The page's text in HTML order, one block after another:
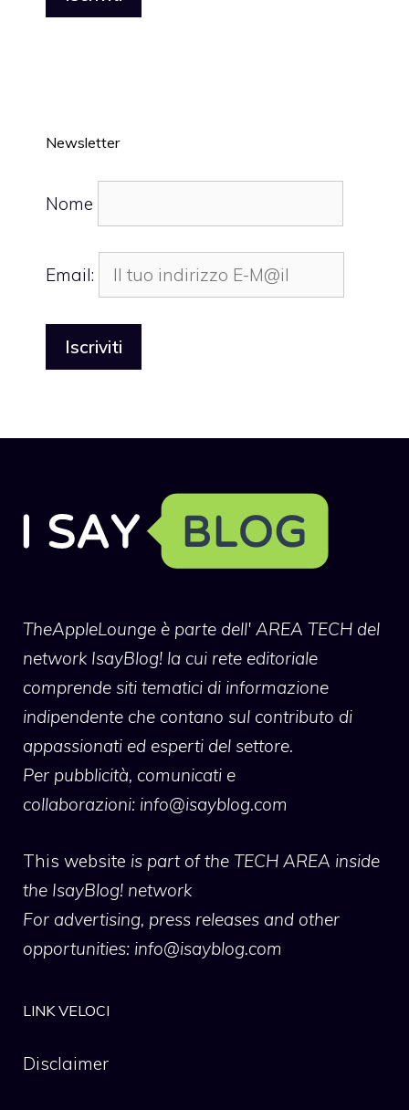
Newsletter
Nome
Email:
TheAppleLounge è parte dell' AREA TECH del
network IsayBlog! la cui rete editoriale
comprende siti tematici di informazione
indipendente che contano sul contributo di
appassionati ed esperti del settore.
Per pubblicità, comunicati e
collaborazioni: info@isayblog.com
This website is part of the TECH AREA inside
the IsayBlog! network
For advertising, press releases and other
opportunities: info@isayblog.com
LINK VELOCI
Disclaimer